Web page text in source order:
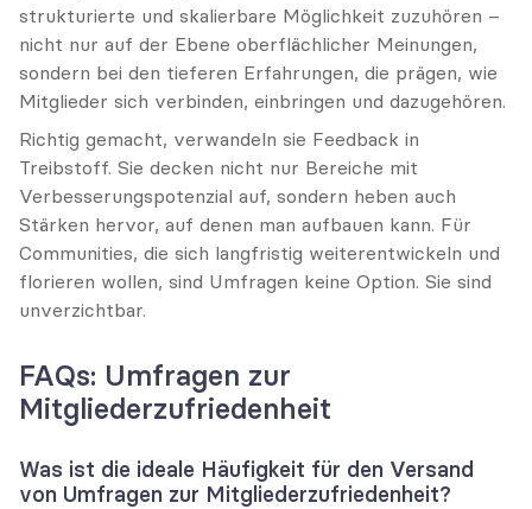
strukturierte und skalierbare Möglichkeit zuzuhören –
nicht nur auf der Ebene oberflächlicher Meinungen,
sondern bei den tieferen Erfahrungen, die prägen, wie
Mitglieder sich verbinden, einbringen und dazugehören.
Richtig gemacht, verwandeln sie Feedback in
Treibstoff. Sie decken nicht nur Bereiche mit
Verbesserungspotenzial auf, sondern heben auch
Stärken hervor, auf denen man aufbauen kann. Für
Communities, die sich langfristig weiterentwickeln und
florieren wollen, sind Umfragen keine Option. Sie sind
unverzichtbar.
FAQs: Umfragen zur
Mitgliederzufriedenheit
Was ist die ideale Häufigkeit für den Versand
von Umfragen zur Mitgliederzufriedenheit?